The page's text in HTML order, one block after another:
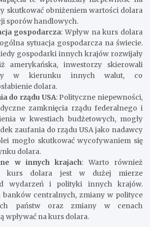
skutkować obniżeniem wartości dolara
sporów handlowych.
gospodarcza: Wpływ na kurs dolara
sytuacja gospodarcza na świecie.
gospodarki innych krajów rozwijały
amerykańska, inwestorzy skierowali
w kierunku innych walut, co
dolara.
do rządu USA: Polityczne niepewności,
zamknięcia rządu federalnego i
w kwestiach budżetowych, mogły
zaufania do rządu USA jako nadawcy
mogło skutkować wycofywaniem się
dolara.
w innych krajach: Warto również
kurs dolara jest w dużej mierze
wydarzeń i polityki innych krajów.
banków centralnych, zmiany w polityce
państw oraz zmiany w cenach
wpływać na kurs dolara.